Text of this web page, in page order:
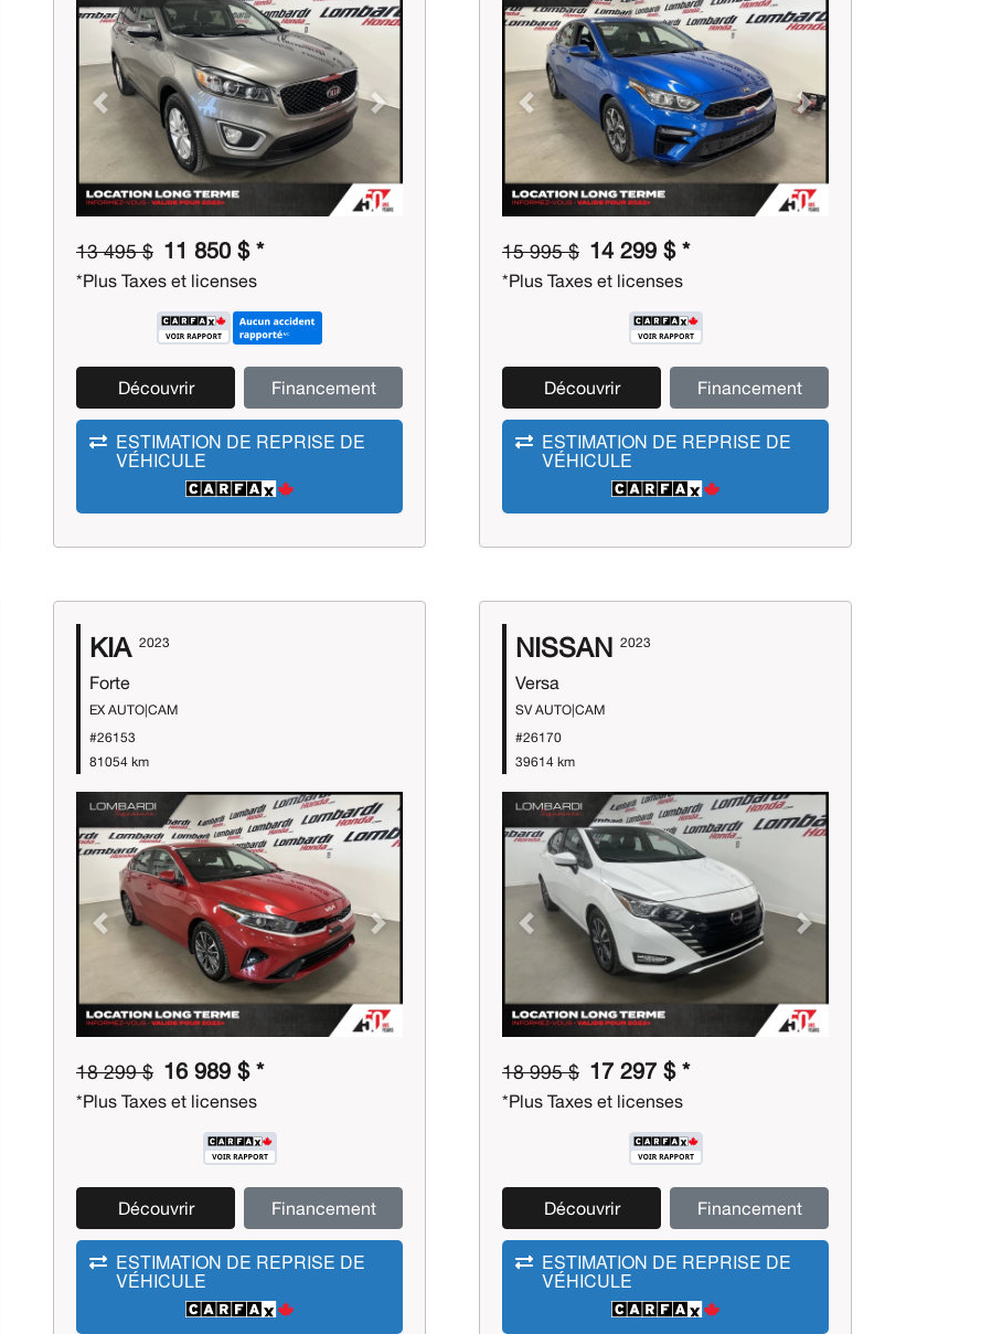
Previous Next
13 495 $ 11 850 $ *
*Plus Taxes et licenses
Découvrir Financement
ESTIMATION DE REPRISE DE
VÉHICULE
Previous Next
15 995 $ 14 299 $ *
*Plus Taxes et licenses
Découvrir Financement
ESTIMATION DE REPRISE DE
VÉHICULE
KIA 2023
Forte
EX AUTO|CAM
#26153
81054 km
Previous Next
18 299 $ 16 989 $ *
*Plus Taxes et licenses
Découvrir Financement
ESTIMATION DE REPRISE DE
VÉHICULE
NISSAN 2023
Versa
SV AUTO|CAM
#26170
39614 km
Previous Next
18 995 $ 17 297 $ *
*Plus Taxes et licenses
Découvrir Financement
ESTIMATION DE REPRISE DE
VÉHICULE